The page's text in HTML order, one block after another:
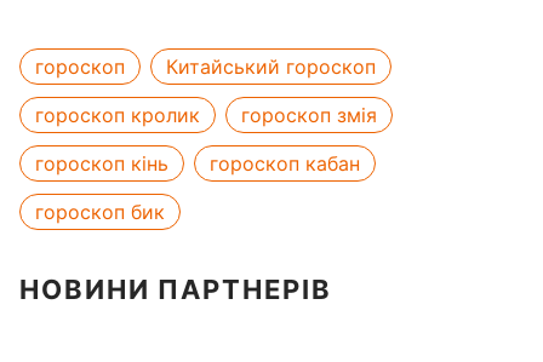
гороскоп
Китайський гороскоп
гороскоп кролик
гороскоп змія
гороскоп кінь
гороскоп кабан
гороскоп бик
НОВИНИ ПАРТНЕРІВ